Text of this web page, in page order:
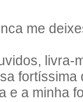
me
livra-
fortíssima
e a minha